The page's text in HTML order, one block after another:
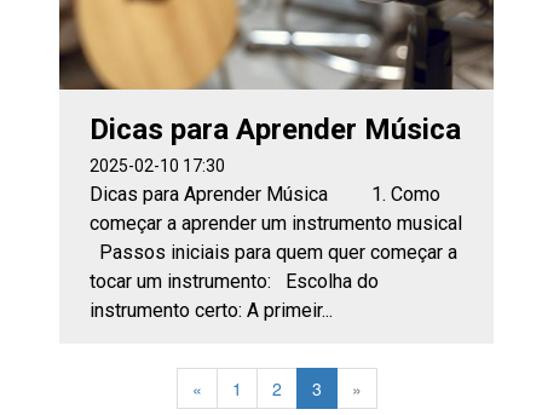
Dicas para Aprender Música
2025-02-10 17:30
Dicas para Aprender Música 1. Como
começar a aprender um instrumento musical
Passos iniciais para quem quer começar a
tocar um instrumento: Escolha do
instrumento certo: A primeir...
« 1 2 3 »